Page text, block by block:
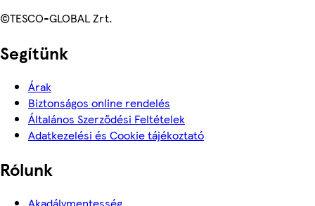
©TESCO-GLOBAL Zrt.
Segítünk
Árak
Biztonságos online rendelés
Általános Szerződési Feltételek
Adatkezelési és Cookie tájékoztató
Rólunk
Akadálymentesség